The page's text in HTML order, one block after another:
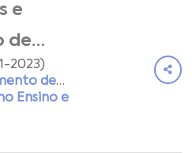
e
de
no EFP
2023)
de
Ensino e
dia 31 de